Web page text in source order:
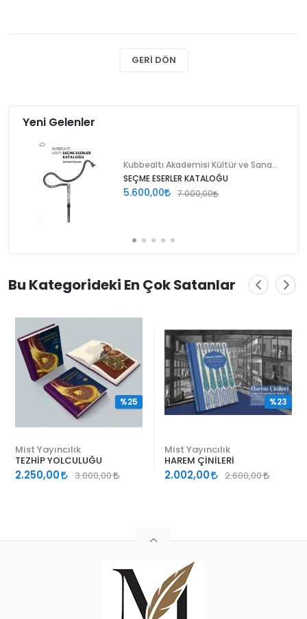
GERI DÖN
Yeni Gelenler
SEÇME ESERLER KATALOĞU
5.600,00 7.000,00
Bu Kategorideki En Çok Satanlar
Mist Yayıncılık
TEZHİP YOLCULUĞU
2.250,00 3.000,00
%25
Mist Yayıncılık
HAREM ÇİNİLERİ
2.002,00 2.600,00
%23